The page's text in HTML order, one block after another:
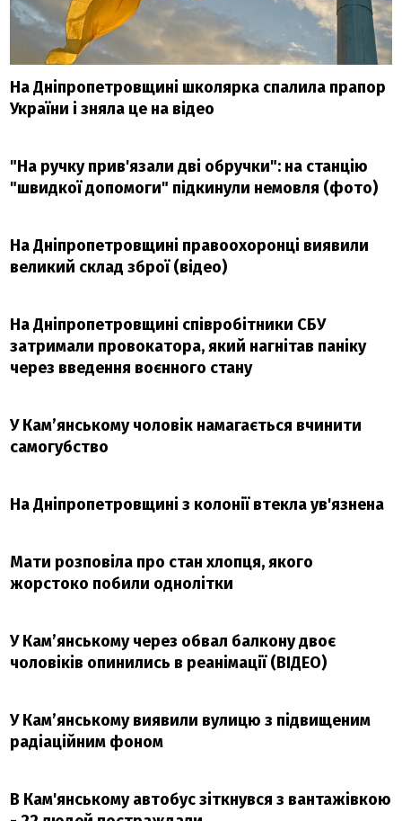
На Дніпропетровщині школярка спалила прапор
України і зняла це на відео
"На ручку прив'язали дві обручки": на станцію
"швидкої допомоги" підкинули немовля (фото)
На Дніпропетровщині правоохоронці виявили
великий склад зброї (відео)
На Дніпропетровщині співробітники СБУ
затримали провокатора, який нагнітав паніку
через введення воєнного стану
У Кам’янському чоловік намагається вчинити
самогубство
На Дніпропетровщині з колонії втекла ув'язнена
Мати розповіла про стан хлопця, якого
жорстоко побили однолітки
У Кам’янському через обвал балкону двоє
чоловіків опинились в реанімації (ВІДЕО)
У Кам’янському виявили вулицю з підвищеним
радіаційним фоном
В Кам'янському автобус зіткнувся з вантажівкою